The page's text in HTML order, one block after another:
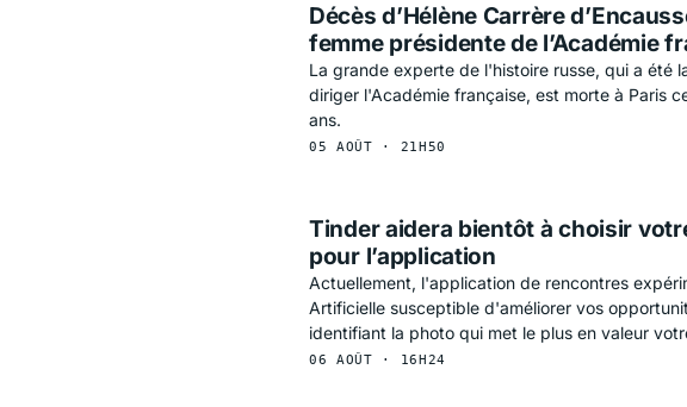
Décès d’Hélène Carrère
femme présidente de l’Académie
La grande experte de l'histoire russe, qui a été
diriger l'Académie française, est morte à Paris
ans.
05 AOÛT · 21H50
Tinder aidera bientôt à choisir
pour l’application
Actuellement, l'application de rencontres
Artificielle susceptible d'améliorer vos
identifiant la photo qui met le plus en valeur
06 AOÛT · 16H24